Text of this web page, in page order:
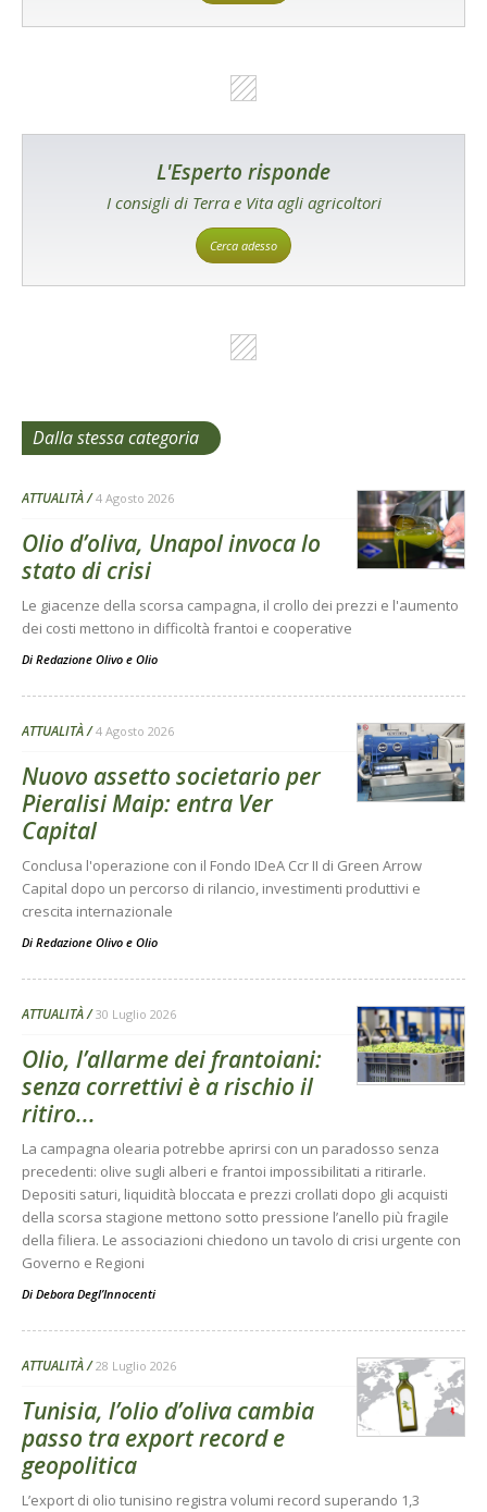
L'Esperto risponde
I consigli di Terra e Vita agli agricoltori
Cerca adesso
Dalla stessa categoria
ATTUALITÀ 4 Agosto 2026
Olio d’oliva, Unapol invoca lo
stato di crisi
Le giacenze della scorsa campagna, il crollo dei prezzi e l'aumento
dei costi mettono in difficoltà frantoi e cooperative
Di Redazione Olivo e Olio
ATTUALITÀ 4 Agosto 2026
Nuovo assetto societario per
Pieralisi Maip: entra Ver
Capital
Conclusa l'operazione con il Fondo IDeA Ccr II di Green Arrow
Capital dopo un percorso di rilancio, investimenti produttivi e
crescita internazionale
Di Redazione Olivo e Olio
ATTUALITÀ 30 Luglio 2026
Olio, l’allarme dei frantoiani:
senza correttivi è a rischio il
ritiro...
La campagna olearia potrebbe aprirsi con un paradosso senza
precedenti: olive sugli alberi e frantoi impossibilitati a ritirarle.
Depositi saturi, liquidità bloccata e prezzi crollati dopo gli acquisti
della scorsa stagione mettono sotto pressione l’anello più fragile
della filiera. Le associazioni chiedono un tavolo di crisi urgente con
Governo e Regioni
Di Debora Degl’Innocenti
ATTUALITÀ 28 Luglio 2026
Tunisia, l’olio d’oliva cambia
passo tra export record e
geopolitica
L’export di olio tunisino registra volumi record superando 1,3